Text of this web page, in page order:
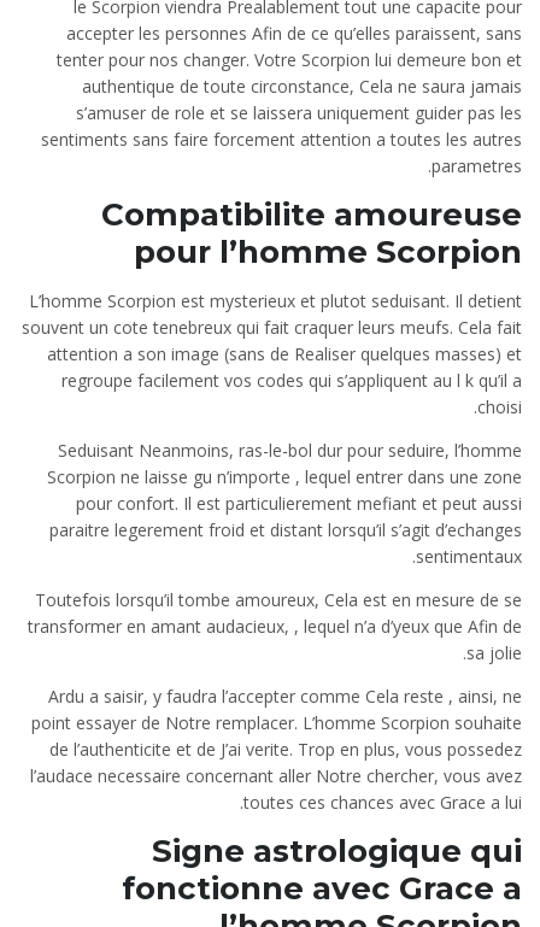
le Scorpion viendra Prealablement tout une capacite pour
accepter les personnes Afin de ce qu’elles paraissent, sans
tenter pour nos changer. Votre Scorpion lui demeure bon et
authentique de toute circonstance, Cela ne saura jamais
s’amuser de role et se laissera uniquement guider pas les
sentiments sans faire forcement attention a toutes les autres
parametres.
Compatibilite amoureuse
pour l’homme Scorpion
L’homme Scorpion est mysterieux et plutot seduisant. Il detient
souvent un cote tenebreux qui fait craquer leurs meufs. Cela fait
attention a son image (sans de Realiser quelques masses) et
regroupe facilement vos codes qui s’appliquent au l k qu’il a
choisi.
Seduisant Neanmoins, ras-le-bol dur pour seduire, l’homme
Scorpion ne laisse gu n’importe , lequel entrer dans une zone
pour confort. Il est particulierement mefiant et peut aussi
paraitre legerement froid et distant lorsqu’il s’agit d’echanges
sentimentaux.
Toutefois lorsqu’il tombe amoureux, Cela est en mesure de se
transformer en amant audacieux, , lequel n’a d’yeux que Afin de
sa jolie.
Ardu a saisir, y faudra l’accepter comme Cela reste , ainsi, ne
point essayer de Notre remplacer. L’homme Scorpion souhaite
de l’authenticite et de J’ai verite. Trop en plus, vous possedez
l’audace necessaire concernant aller Notre chercher, vous avez
toutes ces chances avec Grace a lui.
Signe astrologique qui
fonctionne avec Grace a